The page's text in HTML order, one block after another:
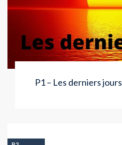
P1 – Les derniers jours